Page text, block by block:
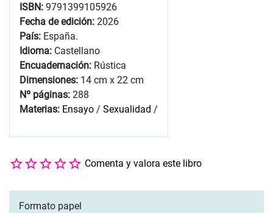
ISBN: 9791399105926
Fecha de edición: 2026
País: España.
Idioma: Castellano
Encuadernación: Rústica
Dimensiones: 14 cm x 22 cm
Nº páginas: 288
Materias: Ensayo / Sexualidad /
Comenta y valora este libro
Formato papel